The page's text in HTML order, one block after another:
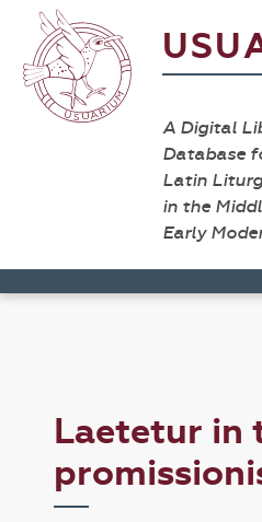
A Digital
Database
Latin
in the
Early
Laetetur in